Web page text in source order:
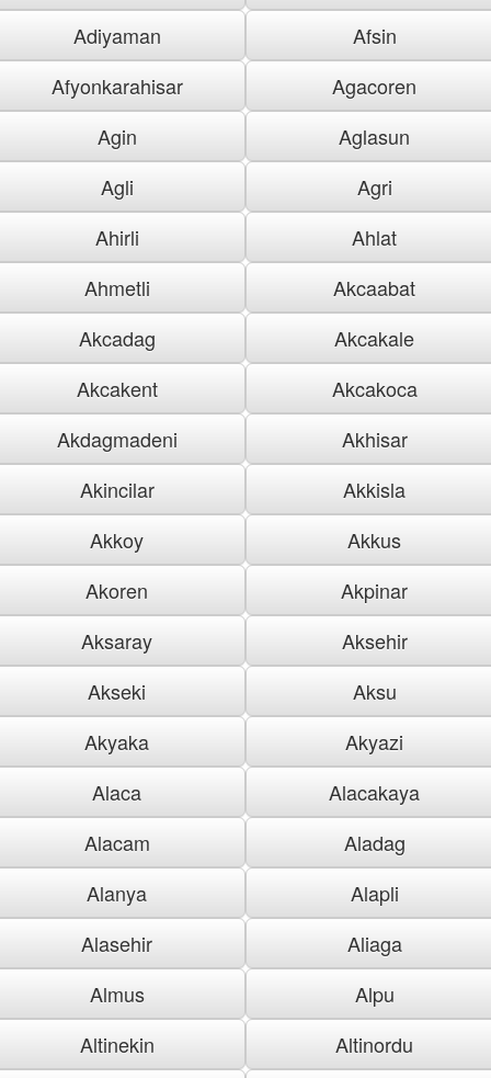
Adiyaman
Afsin
Afyonkarahisar
Agacoren
Agin
Aglasun
Agli
Agri
Ahirli
Ahlat
Ahmetli
Akcaabat
Akcadag
Akcakale
Akcakent
Akcakoca
Akdagmadeni
Akhisar
Akincilar
Akkisla
Akkoy
Akkus
Akoren
Akpinar
Aksaray
Aksehir
Akseki
Aksu
Akyaka
Akyazi
Alaca
Alacakaya
Alacam
Aladag
Alanya
Alapli
Alasehir
Aliaga
Almus
Alpu
Altinekin
Altinordu